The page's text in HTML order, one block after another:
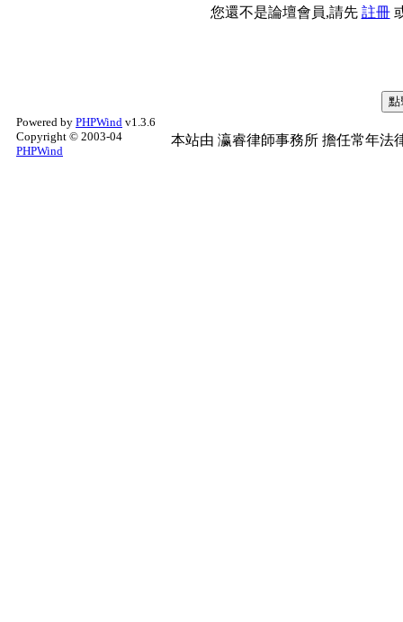
您還不是論壇會員,請先 註冊
Powered by PHPWind v1.3.6
Copyright © 2003-04
PHPWind
本站由 瀛睿律師事務所 擔任常年法